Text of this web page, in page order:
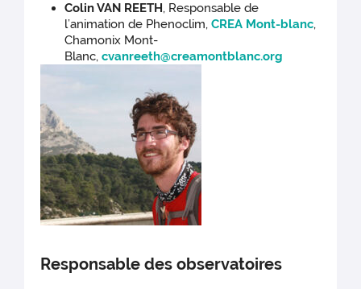
Colin VAN REETH, Responsable de
l’animation de Phenoclim,CREA Mont-blanc,
Chamonix Mont-
Blanc,cvanreeth@creamontblanc.org
Responsable des observatoires